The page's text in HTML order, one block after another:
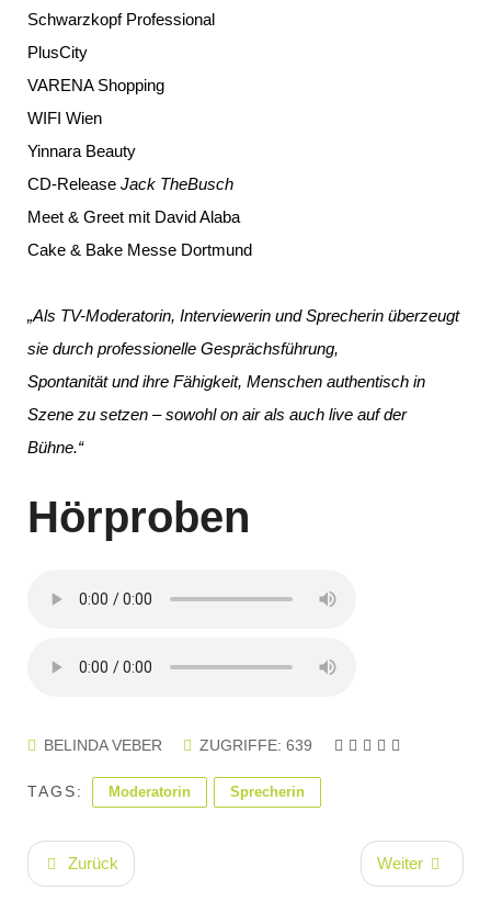
Schwarzkopf Professional
PlusCity
VARENA Shopping
WIFI Wien
Yinnara Beauty
CD-Release Jack TheBusch
Meet & Greet mit David Alaba
Cake & Bake Messe Dortmund
„Als TV-Moderatorin, Interviewerin und Sprecherin überzeugt
sie durch professionelle Gesprächsführung,
Spontanität und ihre Fähigkeit, Menschen authentisch in
Szene zu setzen – sowohl on air als auch live auf der
Bühne.“
Hörproben
BELINDA VEBER ZUGRIFFE: 639
TAGS: Moderatorin Sprecherin
Zurück Weiter